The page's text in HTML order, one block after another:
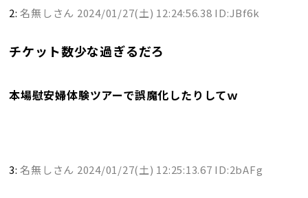
2:名無しさん 2024/01/27(土) 12:24:56.38 ID:JBf6k
チケット数少な過ぎるだろ
本場慰安婦体験ツアーで誤魔化したりしてｗ
3:名無しさん 2024/01/27(土) 12:25:13.67 ID:2bAFg